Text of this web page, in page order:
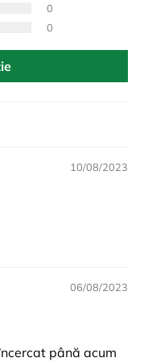
0
0
10/08/2023
06/08/2023
până acum